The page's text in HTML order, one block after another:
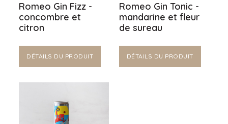
Romeo Gin Fizz -
concombre et
citron
DÉTAILS DU PRODUIT
Romeo Gin Tonic -
mandarine et fleur
de sureau
DÉTAILS DU PRODUIT